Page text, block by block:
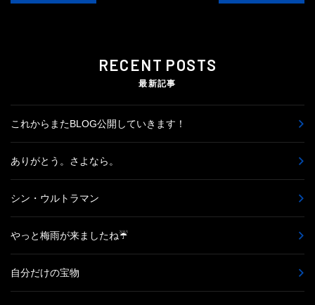
RECENT POSTS
最新記事
これからまたBLOG公開していきます！
ありがとう。さよなら。
シン・ウルトラマン
やっと梅雨が来ましたね☔
自分だけの宝物